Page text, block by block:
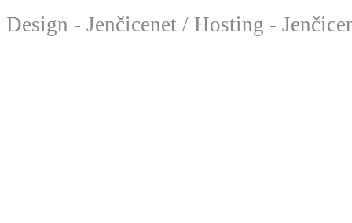
Design - Jenčicenet / Hosting -